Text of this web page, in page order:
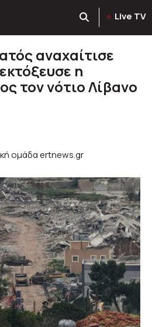
Live TV
αναχαίτισε
η
τον νότιο Λίβανο
ομάδα ertnews.gr